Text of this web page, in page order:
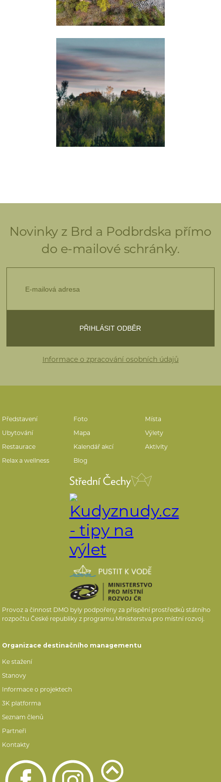
Novinky z Brd a Podbrdska přímo
do e-mailové schránky.
Informace o zpracování osobních údajů
Představení Foto
Místa
Ubytování
Mapa
Výlety
Restaurace
Kalendář akcí
Aktivity
Relax a wellness
Blog
Provoz a činnost DMO byly podpořeny za přispění prostředků státního
rozpočtu České republiky z programu Ministerstva pro místní rozvoj.
Organizace destinačního managementu
Ke stažení
Stanovy
Informace o projektech
3K platforma
Seznam členů
Partneři
Kontakty